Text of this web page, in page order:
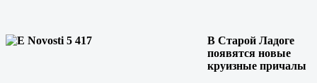
В Старой Ладоге
появятся новые
круизные причалы